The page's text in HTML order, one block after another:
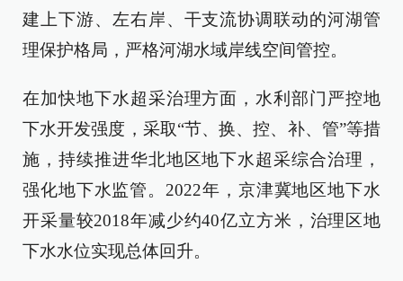
建上下游、左右岸、干支流协调联动的河湖管
理保护格局，严格河湖水域岸线空间管控。
在加快地下水超采治理方面，水利部门严控地
下水开发强度，采取“节、换、控、补、管”等措
施，持续推进华北地区地下水超采综合治理，
强化地下水监管。2022年，京津冀地区地下水
开采量较2018年减少约40亿立方米，治理区地
下水水位实现总体回升。